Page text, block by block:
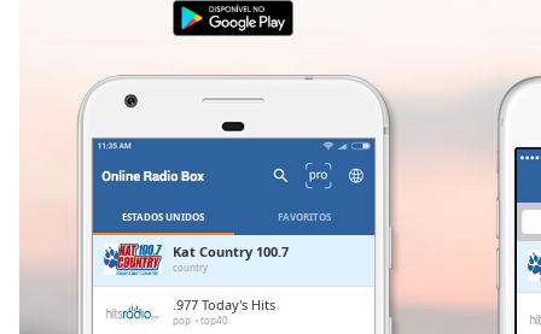
Remaining
ESTADOS UNIDOS FAVORITOS
Kat Country 100.7
country
.977 Today's Hits
pop top40